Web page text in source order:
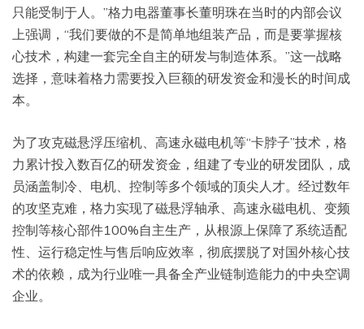
只能受制于人。”格力电器董事长董明珠在当时的内部会议
上强调，“我们要做的不是简单地组装产品，而是要掌握核
心技术，构建一套完全自主的研发与制造体系。”这一战略
选择，意味着格力需要投入巨额的研发资金和漫长的时间成
本。
为了攻克磁悬浮压缩机、高速永磁电机等“卡脖子”技术，格
力累计投入数百亿的研发资金，组建了专业的研发团队，成
员涵盖制冷、电机、控制等多个领域的顶尖人才。经过数年
的攻坚克难，格力实现了磁悬浮轴承、高速永磁电机、变频
控制等核心部件100%自主生产，从根源上保障了系统适配
性、运行稳定性与售后响应效率，彻底摆脱了对国外核心技
术的依赖，成为行业唯一具备全产业链制造能力的中央空调
企业。